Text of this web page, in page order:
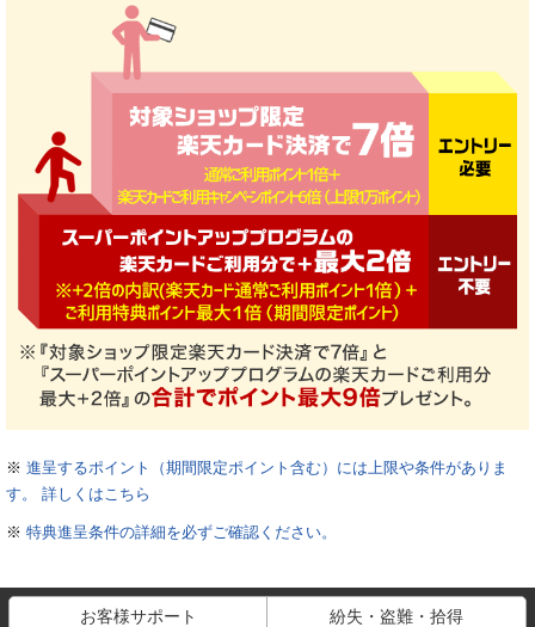
※ 進呈するポイント（期間限定ポイント含む）には上限や条件がありま
す。 詳しくはこちら
※ 特典進呈条件の詳細を必ずご確認ください。
お客様サポート 紛失・盗難・拾得